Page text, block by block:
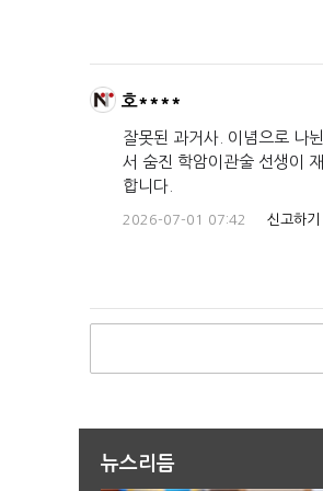
호****
잘못된 과거사. 이념으로 나
서 숨진 학암이관술 선생이
합니다.
2026-07-01 07:42 신고하기
뉴스리듬